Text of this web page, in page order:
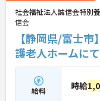
社会福祉法人誠信会特別
信会
【静岡県/富士
護老人ホームに
給料 時給